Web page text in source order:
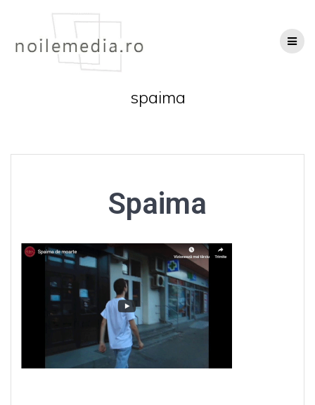
spaima
Spaima